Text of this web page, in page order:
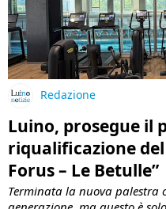
Redazione
Luino, prosegue il
riqualificazione
Forus – Le Betulle”
Terminata la nuova